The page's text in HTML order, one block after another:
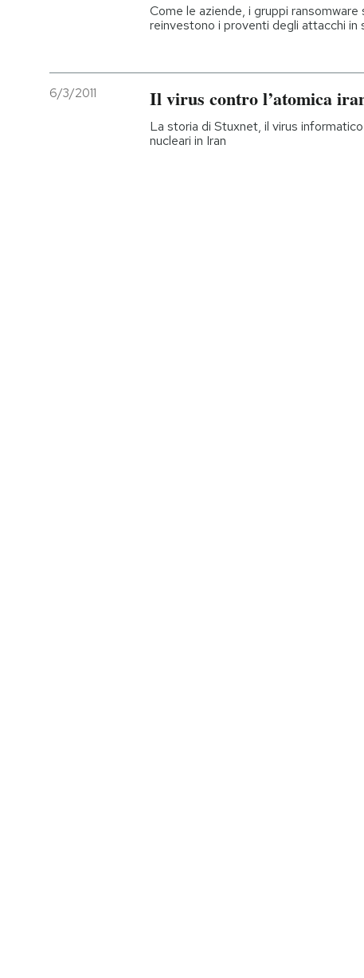
Come le aziende, i gruppi
reinvestono i proventi degli attacchi in
6/3/2011 Il virus contro l’atomica
La storia di Stuxnet, il virus
nucleari in Iran